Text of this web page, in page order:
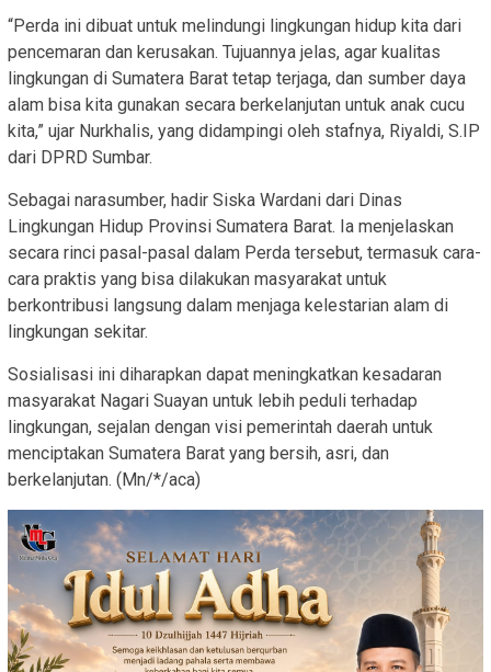
“Perda ini dibuat untuk melindungi lingkungan hidup kita dari
pencemaran dan kerusakan. Tujuannya jelas, agar kualitas
lingkungan di Sumatera Barat tetap terjaga, dan sumber daya
alam bisa kita gunakan secara berkelanjutan untuk anak cucu
kita,” ujar Nurkhalis, yang didampingi oleh stafnya, Riyaldi, S.IP
dari DPRD Sumbar.
Sebagai narasumber, hadir Siska Wardani dari Dinas
Lingkungan Hidup Provinsi Sumatera Barat. Ia menjelaskan
secara rinci pasal-pasal dalam Perda tersebut, termasuk cara-
cara praktis yang bisa dilakukan masyarakat untuk
berkontribusi langsung dalam menjaga kelestarian alam di
lingkungan sekitar.
Sosialisasi ini diharapkan dapat meningkatkan kesadaran
masyarakat Nagari Suayan untuk lebih peduli terhadap
lingkungan, sejalan dengan visi pemerintah daerah untuk
menciptakan Sumatera Barat yang bersih, asri, dan
berkelanjutan. (Mn/*/aca)